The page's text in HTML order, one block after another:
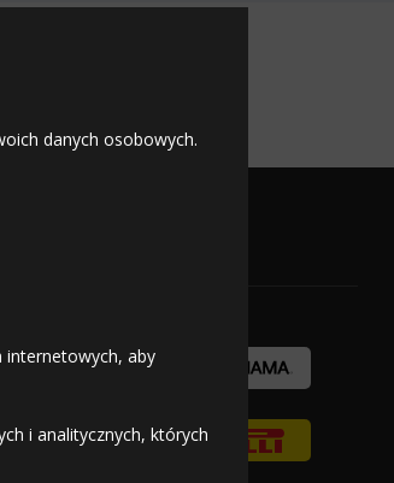
danych osobowych.
internetowych, aby
i analitycznych, których